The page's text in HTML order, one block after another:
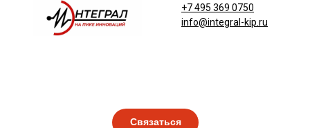
Связаться
+7 495 369 0750
info@integral-kip.ru